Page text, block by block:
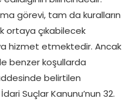
görevi, tam da kuralların
ortaya çıkabilecek
hizmet etmektedir. Ancak
benzer koşullarda
belirtilen
Suçlar Kanunu’nun 32.